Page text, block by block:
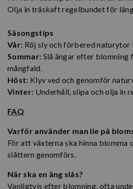
Olja in träskaft regelbundet för
Säsongstips
Vår: Röj sly och förbered naturytor
Sommar: Slå ängar efter
mångfald.
Höst: Klyv ved och genomför
Vinter: Underhåll, slipa och olja in
FAQ
Varför använder man lie på
För att växterna ska hinna blomma
slåttern genomförs.
När ska en äng slås?
Vanligtvis efter blomning, ofta